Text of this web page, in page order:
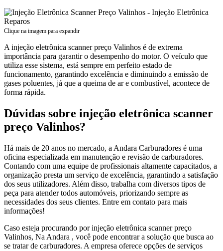
Clique na imagem para expandir
A injeção eletrônica scanner preço Valinhos é de extrema
importância para garantir o desempenho do motor. O veículo que
utiliza esse sistema, está sempre em perfeito estado de
funcionamento, garantindo excelência e diminuindo a emissão de
gases poluentes, já que a queima de ar e combustível, acontece de
forma rápida.
Dúvidas sobre injeção eletrônica scanner
preço Valinhos?
Há mais de 20 anos no mercado, a Andara Carburadores é uma
oficina especializada em manutenção e revisão de carburadores.
Contando com uma equipe de profissionais altamente capacitados, a
organização presta um serviço de excelência, garantindo a satisfação
dos seus utilizadores. Além disso, trabalha com diversos tipos de
peça para atender todos automóveis, priorizando sempre as
necessidades dos seus clientes. Entre em contato para mais
informações!
Caso esteja procurando por injeção eletrônica scanner preço
Valinhos, Na Andara , você pode encontrar a solução que busca ao
se tratar de carburadores. A empresa oferece opções de serviços